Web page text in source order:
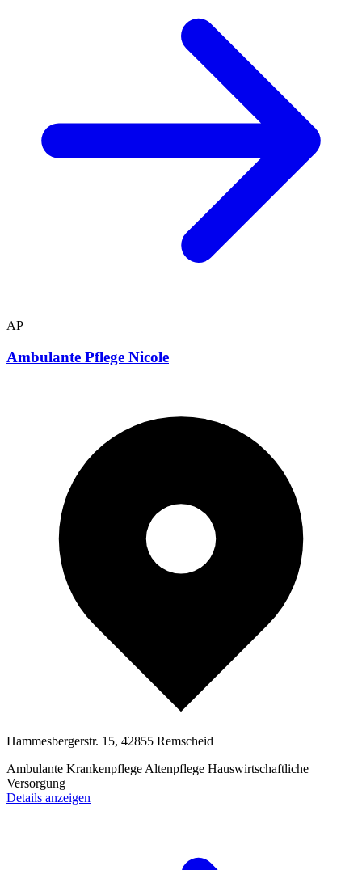
AP
Ambulante Pflege Nicole
Hammesbergerstr. 15, 42855 Remscheid
Ambulante Krankenpflege Altenpflege Hauswirtschaftliche
Versorgung
Details anzeigen